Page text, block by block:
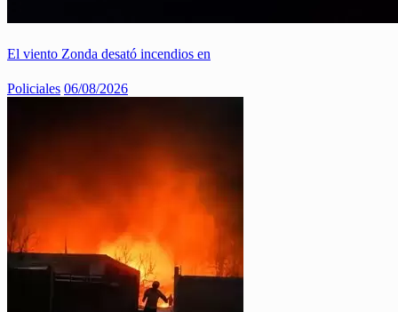
El viento Zonda desató incendios en
Policiales 06/08/2026